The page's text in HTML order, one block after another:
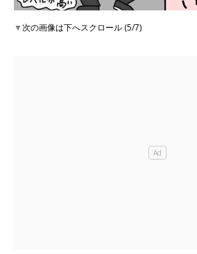
▼次の画像は下へスクロール (5/7)